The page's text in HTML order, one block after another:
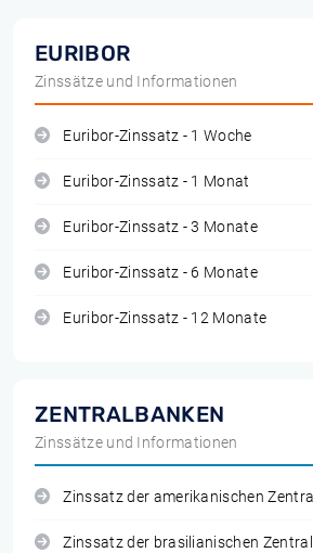
EURIBOR
Zinssätze und Informationen
Euribor-Zinssatz - 1 Woche
Euribor-Zinssatz - 1 Monat
Euribor-Zinssatz - 3 Monate
Euribor-Zinssatz - 6 Monate
Euribor-Zinssatz - 12 Monate
ZENTRALBANKEN
Zinssätze und Informationen
Zinssatz der amerikanischen
Zinssatz der brasilianischen